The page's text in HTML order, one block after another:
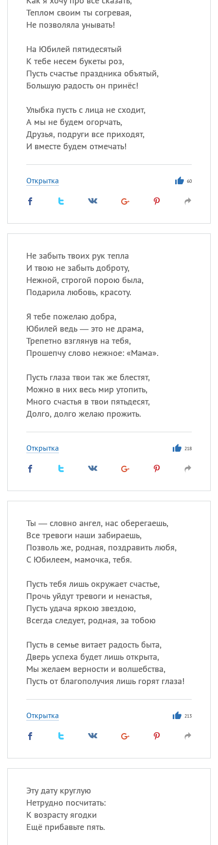
Теплом своим ты согревая,
Не позволяла унывать!
На Юбилей пятидесятый
К тебе несем букеты роз,
Пусть счастье праздника объятый,
Большую радость он принёс!
Улыбка пусть с лица не сходит,
А мы не будем огорчать,
Друзья, подруги все приходят,
И вместе будем отмечать!
Открытка 60
Не забыть твоих рук тепла
И твою не забыть доброту,
Нежной, строгой порою была,
Подарила любовь, красоту.
Я тебе пожелаю добра,
Юбилей ведь — это не драма,
Трепетно взглянув на тебя,
Прошепчу слово нежное: «Мама».
Пусть глаза твои так же блестят,
Можно в них весь мир утопить,
Много счастья в твои пятьдесят,
Долго, долго желаю прожить.
Открытка 218
Ты — словно ангел, нас оберегаешь,
Все тревоги наши забираешь,
Позволь же, родная, поздравить любя,
С Юбилеем, мамочка, тебя.
Пусть тебя лишь окружает счастье,
Прочь уйдут тревоги и ненастья,
Пусть удача яркою звездою,
Всегда следует, родная, за тобою
Пусть в семье витает радость быта,
Дверь успеха будет лишь открыта,
Мы желаем верности и волшебства,
Пусть от благополучия лишь горят глаза!
Открытка 213
Эту дату круглую
Нетрудно посчитать:
К возрасту ягодки
Ещё прибавьте пять.